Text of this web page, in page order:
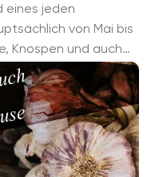
eines jeden
von Mai bis
Knospen und auch
...